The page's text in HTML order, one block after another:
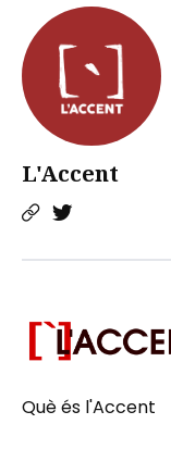
L'Accent
Què és l'Accent